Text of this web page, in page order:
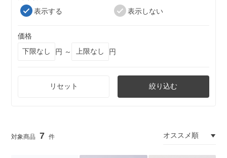
表示する
表示しない
価格
円 ～
円
リセット 絞り込む
7